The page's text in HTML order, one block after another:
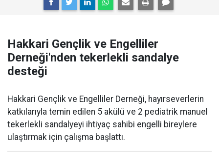
Hakkari Gençlik ve Engelliler
Derneği'nden tekerlekli sandalye
desteği
Hakkari Gençlik ve Engelliler Derneği, hayırseverlerin
katkılarıyla temin edilen 5 akülü ve 2 pediatrik manuel
tekerlekli sandalyeyi ihtiyaç sahibi engelli bireylere
ulaştırmak için çalışma başlattı.